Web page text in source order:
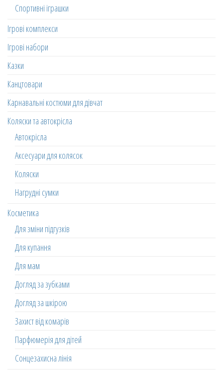
Спортивні іграшки
Ігрові комплекси
Ігрові набори
Казки
Канцтовари
Карнавальні костюми для дівчат
Коляски та автокрісла
Автокрісла
Аксесуари для колясок
Коляски
Нагрудні сумки
Косметика
Для зміни підгузків
Для купання
Для мам
Догляд за зубками
Догляд за шкірою
Захист від комарів
Парфюмерія для дітей
Сонцезахисна лінія